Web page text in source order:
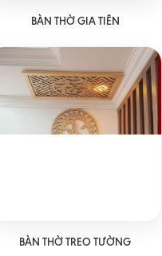
BÀN THỜ GIA TIÊN
BÀN THỜ TREO TƯỜNG